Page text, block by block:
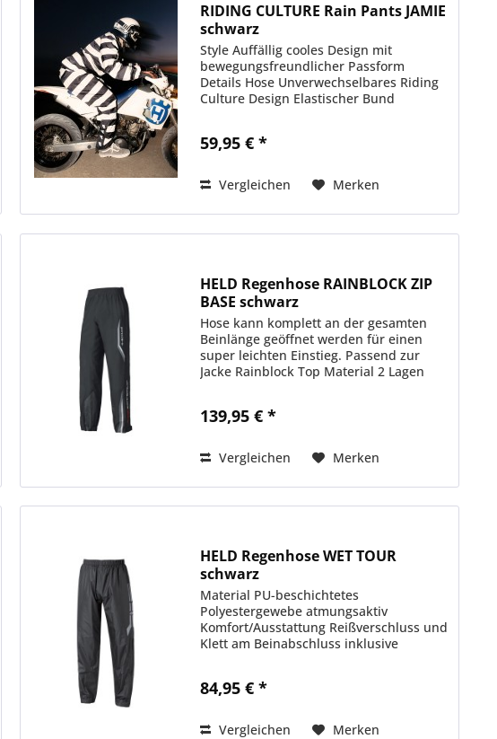
RIDING CULTURE Rain Pants JAMIE
schwarz
Style Auffällig cooles Design mit
bewegungsfreundlicher Passform
Details Hose Unverwechselbares Riding
Culture Design Elastischer Bund
Innenseiten getapte Nähte Sehr...
59,95 € *
Vergleichen Merken
HELD Regenhose RAINBLOCK ZIP
BASE schwarz
Hose kann komplett an der gesamten
Beinlänge geöffnet werden für einen
super leichten Einstieg. Passend zur
Jacke Rainblock Top Material 2 Lagen
Reißverschluss auf...
139,95 € *
Vergleichen Merken
HELD Regenhose WET TOUR
schwarz
Material PU-beschichtetes
Polyestergewebe atmungsaktiv
Komfort/Ausstattung Reißverschluss und
Klett am Beinabschluss inklusive
84,95 € *
Vergleichen Merken